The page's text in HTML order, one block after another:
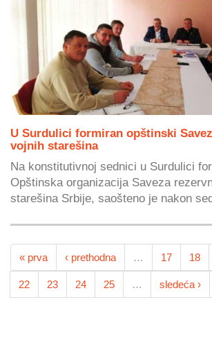
U Surdulici formiran opštinski
vojnih starešina
Na konstitutivnoj sednici u Surdulici
Opštinska organizacija Saveza
starešina Srbije, saošteno je nakon
« prva ‹ prethodna … 17 18
22 23 24 25 … sledeća ›